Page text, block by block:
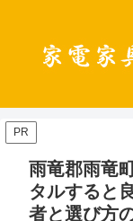
PR
雨竜郡雨竜
タルすると
者と選び方